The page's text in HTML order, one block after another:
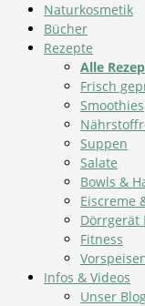
Naturkosmetik
Bücher
Rezepte
Alle
Frisch
Smoothies
Suppen
Salate
Bowls &
Eiscreme
Dörrgerät
Fitness
Infos & Videos
Unser